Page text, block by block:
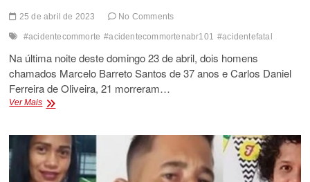
25 de abril de 2023 No Comments
#acidentecommorte #acidentecommortenabr101 #acidentefatal
Na última noite deste domingo 23 de abril, dois homens
chamados Marcelo Barreto Santos de 37 anos e Carlos Daniel
Ferreira de Oliveira, 21 morreram…
Ver MaisDUAS
EM
GRAVE
ACIDENTE
DA